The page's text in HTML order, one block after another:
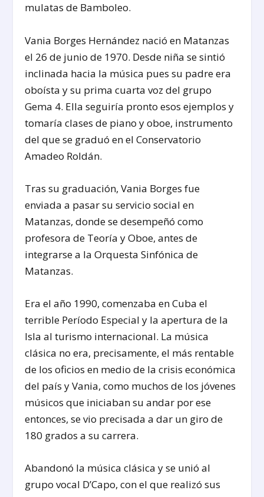
mulatas de Bamboleo.
Vania Borges Hernández nació en Matanzas
el 26 de junio de 1970. Desde niña se sintió
inclinada hacia la música pues su padre era
oboísta y su prima cuarta voz del grupo
Gema 4. Ella seguiría pronto esos ejemplos y
tomaría clases de piano y oboe, instrumento
del que se graduó en el Conservatorio
Amadeo Roldán.
Tras su graduación, Vania Borges fue
enviada a pasar su servicio social en
Matanzas, donde se desempeñó como
profesora de Teoría y Oboe, antes de
integrarse a la Orquesta Sinfónica de
Matanzas.
Era el año 1990, comenzaba en Cuba el
terrible Período Especial y la apertura de la
Isla al turismo internacional. La música
clásica no era, precisamente, el más rentable
de los oficios en medio de la crisis económica
del país y Vania, como muchos de los jóvenes
músicos que iniciaban su andar por ese
entonces, se vio precisada a dar un giro de
180 grados a su carrera.
Abandonó la música clásica y se unió al
grupo vocal D’Capo, con el que realizó sus